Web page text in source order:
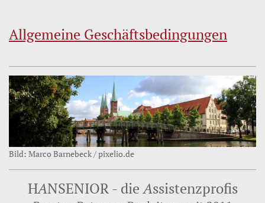
Allgemeine Geschäftsbedingungen
Bild: Marco Barnebeck / pixelio.de
HANSENIOR - dieAssistenzprofis